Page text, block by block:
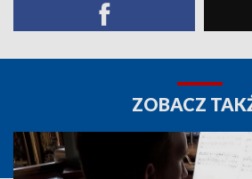
ZOBACZ